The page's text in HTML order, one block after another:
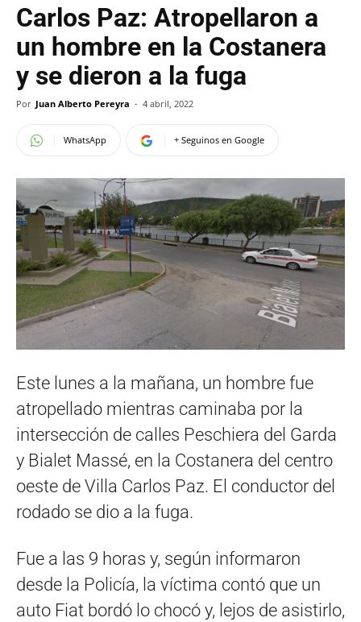
Carlos Paz: Atropellaron a
un hombre en la Costanera
y se dieron a la fuga
Por Juan Alberto Pereyra - 4 abril, 2022
WhatsApp + Seguinos en Google
Este lunes a la mañana, un hombre fue
atropellado mientras caminaba por la
intersección de calles Peschiera del Garda
y Bialet Massé, en la Costanera del centro
oeste de Villa Carlos Paz. El conductor del
rodado se dio a la fuga.
Fue a las 9 horas y, según informaron
desde la Policía, la víctima contó que un
auto Fiat bordó lo chocó y, lejos de asistirlo,